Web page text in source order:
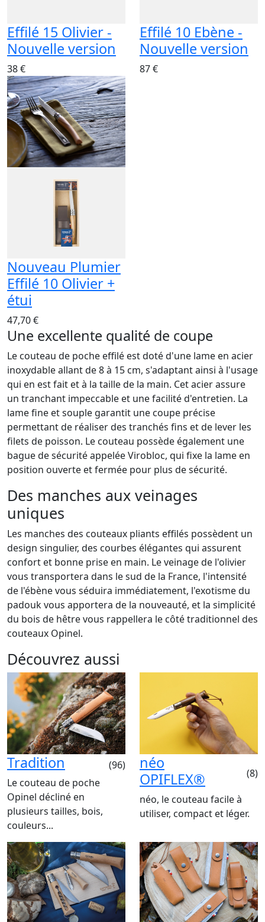
Effilé 15 Olivier -
Nouvelle version
38 €
Effilé 10 Ebène -
Nouvelle version
87 €
Nouveau Plumier
Effilé 10 Olivier +
étui
47,70 €
Une excellente qualité de coupe
Le couteau de poche effilé est doté d'une lame en acier
inoxydable allant de 8 à 15 cm, s'adaptant ainsi à l'usage
qui en est fait et à la taille de la main. Cet acier assure
un tranchant impeccable et une facilité d'entretien. La
lame fine et souple garantit une coupe précise
permettant de réaliser des tranchés fins et de lever les
filets de poisson. Le couteau possède également une
bague de sécurité appelée Virobloc, qui fixe la lame en
position ouverte et fermée pour plus de sécurité.
Des manches aux veinages
uniques
Les manches des couteaux pliants effilés possèdent un
design singulier, des courbes élégantes qui assurent
confort et bonne prise en main. Le veinage de l'olivier
vous transportera dans le sud de la France, l'intensité
de l'ébène vous séduira immédiatement, l'exotisme du
padouk vous apportera de la nouveauté, et la simplicité
du bois de hêtre vous rappellera le côté traditionnel des
couteaux Opinel.
Découvrez aussi
Tradition
(96)
Le couteau de poche
Opinel décliné en
plusieurs tailles, bois,
couleurs...
néo
OPIFLEX®
(8)
néo, le couteau facile à
utiliser, compact et léger.